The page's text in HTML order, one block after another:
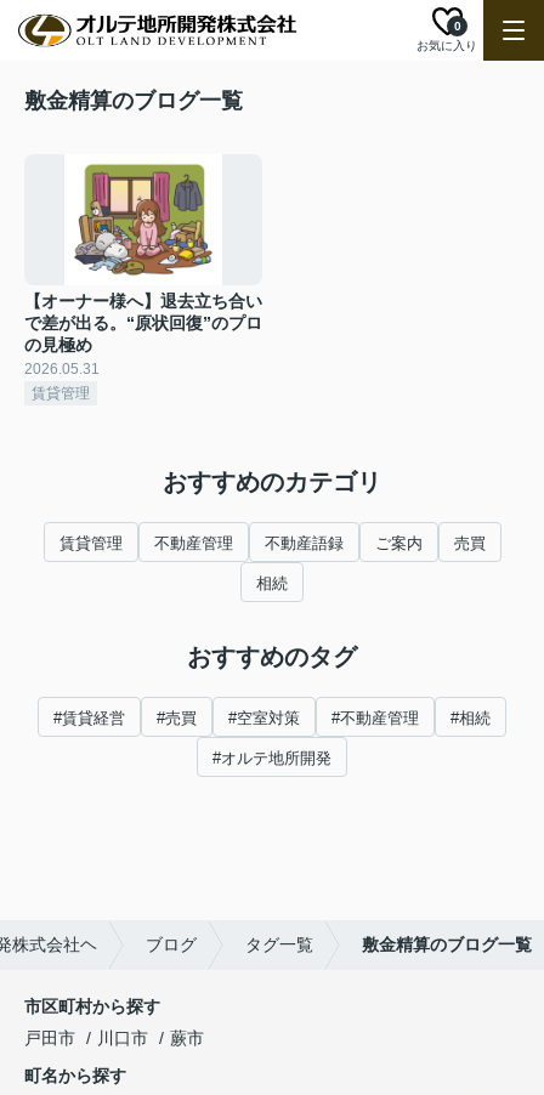
お気に入り
0
敷金精算のブログ一覧
【オーナー様へ】退去立ち合い
で差が出る。“原状回復”のプロ
の見極め
2026.05.31
賃貸管理
おすすめのカテゴリ
賃貸管理 不動産管理 不動産語録 ご案内 売買
相続
おすすめのタグ
#賃貸経営 #売買 #空室対策 #不動産管理 #相続
#オルテ地所開発
株式会社ヘ ブログ タグ一覧 敷金精算のブログ一覧
市区町村から探す
戸田市
川口市
蕨市
町名から探す